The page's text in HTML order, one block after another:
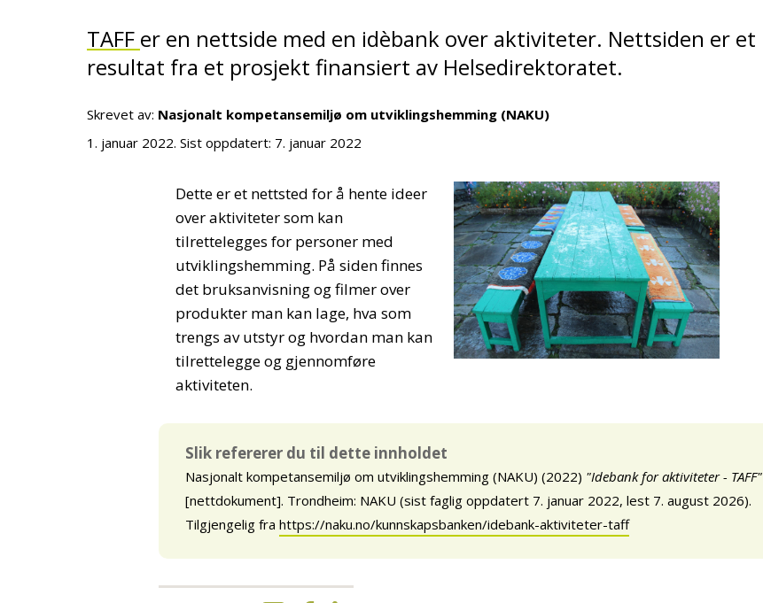
TAFF er en nettside med en idèbank over aktiviteter. Nettsiden er et
resultat fra et prosjekt finansiert av Helsedirektoratet.
Skrevet av: Nasjonalt kompetansemiljø om utviklingshemming (NAKU)
1. januar 2022. Sist oppdatert: 7. januar 2022
Dette er et nettsted for å hente ideer
over aktiviteter som kan
tilrettelegges for personer med
utviklingshemming. På siden finnes
det bruksanvisning og filmer over
produkter man kan lage, hva som
trengs av utstyr og hvordan man kan
tilrettelegge og gjennomføre
aktiviteten.
Slik refererer du til dette innholdet
Nasjonalt kompetansemiljø om utviklingshemming (NAKU) (2022) "Idebank for aktiviteter - TAFF"
[nettdokument]. Trondheim: NAKU (sist faglig oppdatert 7. januar 2022, lest 7. august 2026).
Tilgjengelig frahttps://naku.no/kunnskapsbanken/idebank-aktiviteter-taff